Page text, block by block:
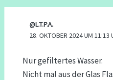
@L.T.P.A.
28. OKTOBER 2024 UM 11:13
Nur gefiltertes Wasser.
Nicht mal aus der Glas